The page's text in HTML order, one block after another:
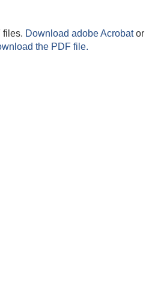
files. Download adobe Acrobator
the PDF file.